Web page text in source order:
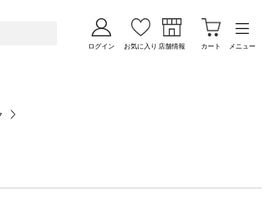
ログイン お気に入り 店舗情報 カート メニュー